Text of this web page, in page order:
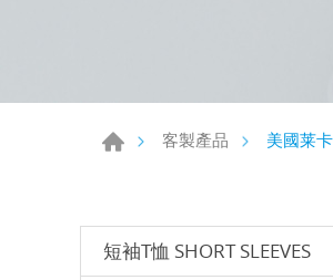
客製產品 美國莱
短袖T恤 SHORT SLEEVES